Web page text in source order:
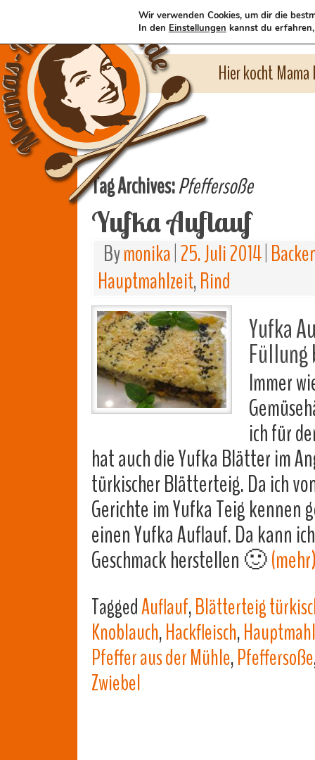
Hier kocht
Tag Archives:Pfeffersoße
Yufka Auflauf
Bymonika 25. Juli 2014
Hauptmahlzeit,Rind
Yufka
Füllung
Immer
ich für
hat auch die Yufka Blätter im
türkischer Blätterteig. Da ich
Gerichte im Yufka Teig kennen
einen Yufka Auflauf. Da kann
Geschmack herstellen 🙂
TaggedAuflauf,Blätterteig
Knoblauch,Hackfleisch,
Pfeffer aus der Mühle,Pfeffersoße
Zwiebel
Wir verwenden Cookies, um dir die
In den Einstellungen kannst du